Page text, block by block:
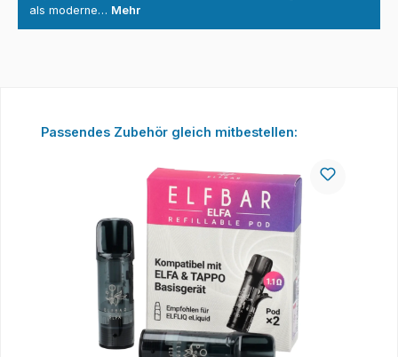
als moderne… Mehr
Produktgalerie überspringen
Passendes Zubehör gleich mitbestellen: